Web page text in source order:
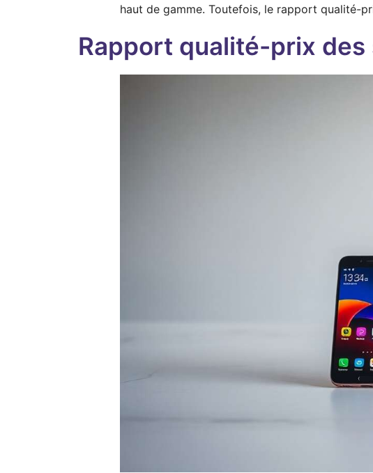
haut de gamme. Toutefois, le rapport qualité-
Rapport qualité-prix